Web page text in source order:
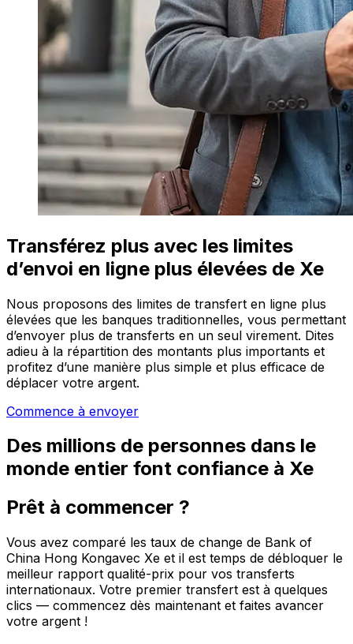
Transférez plus avec les limites
d’envoi en ligne plus élevées de Xe
Nous proposons des limites de transfert en ligne plus
élevées que les banques traditionnelles, vous permettant
d’envoyer plus de transferts en un seul virement. Dites
adieu à la répartition des montants plus importants et
profitez d’une manière plus simple et plus efficace de
déplacer votre argent.
Commence à envoyer
Des millions de personnes dans le
monde entier font confiance à Xe
Prêt à commencer ?
Vous avez comparé les taux de change de Bank of
China Hong Kongavec Xe et il est temps de débloquer le
meilleur rapport qualité-prix pour vos transferts
internationaux. Votre premier transfert est à quelques
clics — commencez dès maintenant et faites avancer
votre argent !